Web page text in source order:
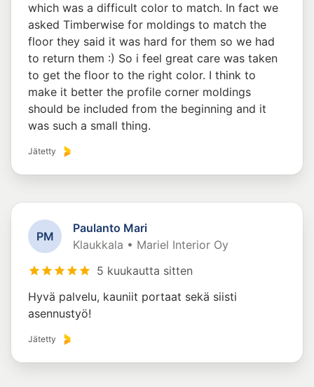
which was a difficult color to match. In fact we
asked Timberwise for moldings to match the
floor they said it was hard for them so we had
to return them :) So i feel great care was taken
to get the floor to the right color. I think to
make it better the profile corner moldings
should be included from the beginning and it
was such a small thing.
Jätetty
PM
Paulanto Mari
Klaukkala • Mariel Interior Oy
5 kuukautta sitten
Hyvä palvelu, kauniit portaat sekä siisti
asennustyö!
Jätetty